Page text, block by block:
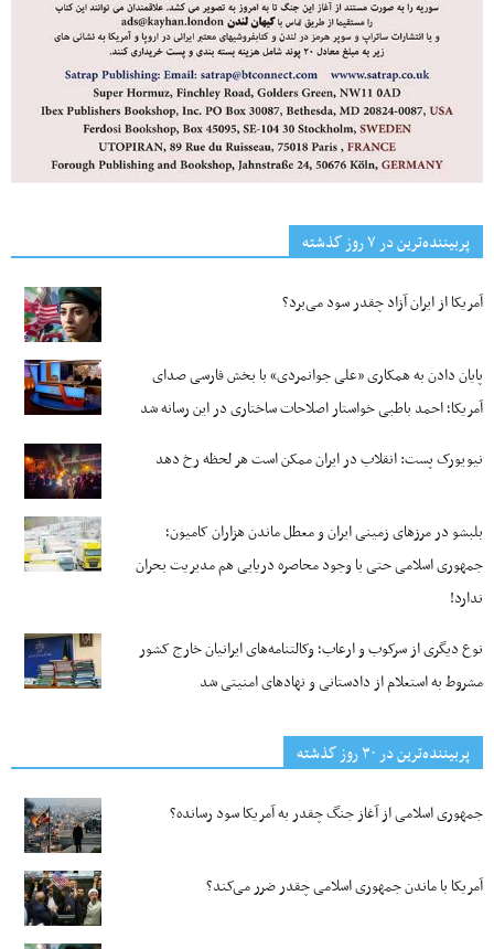
پربیننده‌ترین‌ در ۷ روز گذشته
آمریکا از ایران آزاد چقدر سود می‌برد؟
پایان دادن به همکاری «علی جوانمردی» با بخش فارسی صدای
آمریکا؛ احمد باطبی خواستار اصلاحات ساختاری در این رسانه شد
نیویورک پست: انقلاب در ایران ممکن است هر لحظه رخ دهد
بلبشو در مرزهای زمینی ایران و معطل ماندن هزاران کامیون؛
جمهوری اسلامی حتی با وجود محاصره دریایی هم مدیریت بحران
ندارد!
نوع دیگری از سرکوب و ارعاب؛ وکالتنامه‌های ایرانیان خارج کشور
مشروط به استعلام از دادستانی و نهادهای امنیتی شد
پربیننده‌ترین‌ در ۳۰ روز گذشته
جمهوری اسلامی از آغاز جنگ چقدر به آمریکا سود رسانده؟
آمریکا با ماندن جمهوری اسلامی چقدر ضرر می‌کند؟